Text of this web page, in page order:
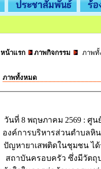
ประชาสัมพันธ์ ร้
หน้าแรก ภาพกิจกรรม ภาพ
ภาพทั้งหมด
วันที่​ 8​ พฤษภาคม​ 2569 :
องค์การบริหารส่วนตำบลหิ
ปัญหายาเสพติดในชุมชน​ ไ
สถาบันครอบครัว ซึ่งมีวัตถุ